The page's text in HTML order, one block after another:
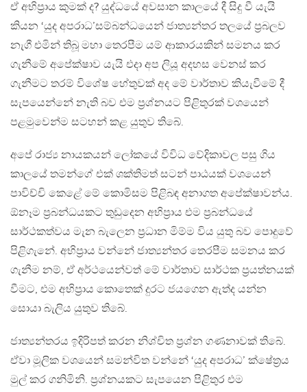
ඒ අභිප්‍රාය කුමක් ද? යුද්ධයේ අවසාන කාලයේ දී සිදු වී යැයි
කියන ‘යුද අපරාධ’සම්බන්ධයෙන් ජාත්‍යන්තර තලයේ ප්‍රබලව
නැගී එමින් තිබූ මහා තෙරපීම යම් ආකාරයකින් සමනය කර
ගැනීමේ අපේක්ෂාව යැයි එදා අප ලියූ අදහස වෙනස් කර
ගැනීමට තරම් විශේෂ හේතුවක් අද මේ වාර්තාව කියැවීමේ දී
සැපයෙන්නේ නැති බව එම ප්‍රශ්නයට පිළිතුරක් වශයෙන්
පළමුවෙන්ම සටහන් කළ යුතුව තිබේ.
අපේ රාජ්‍ය නායකයන් ලෝකයේ විවිධ වේදිකාවල පසු ගිය
කාලයේ තමන්ගේ එක් ශක්තිමත් සටන් පාඨයක් වශයෙන්
පාවිච්චි කෙළේ මේ කොමිසම පිළිබඳ අනාගත අපේක්ෂාවන්ය.
ඕනෑම ප්‍රබන්ධයකට තුඩුදෙන අභිප්‍රාය එම ප්‍රබන්ධයේ
සාර්ථකත්වය මැන බැලෙන ප්‍රධාන මිම්ම විය යුතු බව පොදුවේ
පිළිගැනේ. අභිප්‍රාය වන්නේ ජාත්‍යන්තර තෙරපීම සමනය කර
ගැනීම නම්, ඒ අර්ථයෙන්වත් මේ වාර්තාව සාර්ථක ප්‍රයත්නයක්
වීමට, එම අභිප්‍රාය කොතෙක් දුරට ජයගෙන ඇත්ද යන්න
සොයා බැලිය යුතුව තිබේ.
ජාත්‍යන්තරය ඉදිරිපත් කරන නිශ්චිත ප්‍රශ්න ගණනාවක් තිබේ.
ඒවා මූලික වශයෙන් සමන්විත වන්නේ ‘යුද අපරාධ’ ක්ෂේත්‍රය
මුල් කර ගනිමිනි. ප්‍රශ්නයකට සැපයෙන පිළිතුර එම